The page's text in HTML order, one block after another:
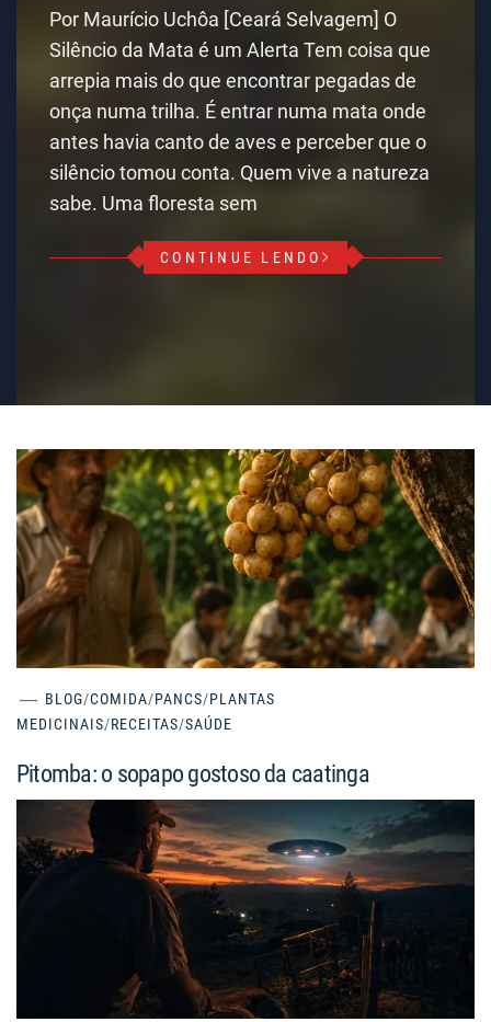
Por Maurício Uchôa [Ceará Selvagem] O
Silêncio da Mata é um Alerta Tem coisa que
arrepia mais do que encontrar pegadas de
onça numa trilha. É entrar numa mata onde
antes havia canto de aves e perceber que o
silêncio tomou conta. Quem vive a natureza
sabe. Uma floresta sem
CONTINUE LENDO
BLOG/COMIDA/PANCS/PLANTAS
MEDICINAIS/RECEITAS/SAÚDE
Pitomba: o sopapo gostoso da caatinga